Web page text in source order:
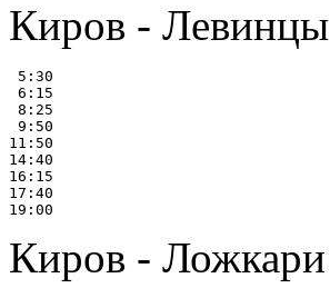
Киров - Левинцы
5:30
6:15
8:25
9:50
11:50
14:40
16:15
17:40
Киров - Ложкари